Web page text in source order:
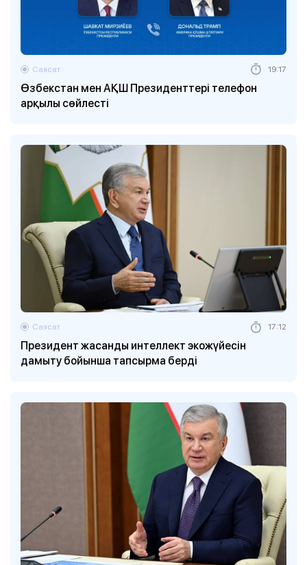
Өзбекстан мен АҚШ Президенттері телефон
арқылы сөйлесті
Саясат 19:17
Президент жасанды интеллект экожүйесін
дамыту бойынша тапсырма берді
Саясат 17:12